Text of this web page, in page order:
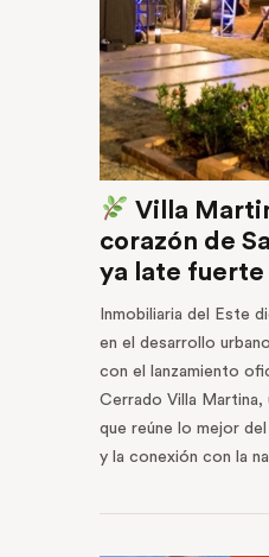
Villa
corazón de
ya late fuerte
Inmobiliaria del Este
en el desarrollo
con el lanzamiento
Cerrado Villa
que reúne lo mejor
y la conexión con la